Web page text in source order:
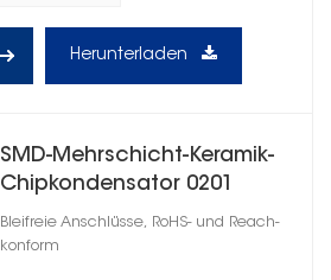
Herunterladen
SMD-Mehrschicht-Keramik-
Chipkondensator 0201
Bleifreie Anschlüsse, RoHS- und Reach-
konform